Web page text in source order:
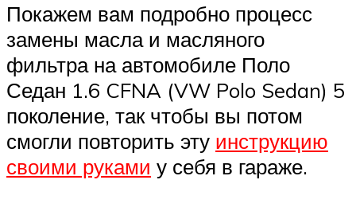
Покажем вам подробно процесс
замены масла и масляного
фильтра на автомобиле Поло
Седан 1.6 CFNA (VW Polo Sedan) 5
поколение, так чтобы вы потом
смогли повторить эту инструкцию
своими руками у себя в гараже.